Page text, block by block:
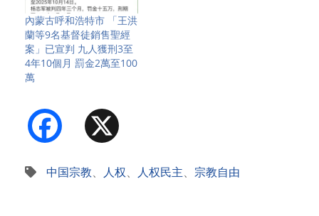
內蒙古呼和浩特市 「王洪
蘭等9名基督徒銷售聖經
案」已宣判 九人獲刑3至
4年10個月 罰金2萬至100
萬
Facebook
中国宗教、 人权、 人权民主、 宗教自由